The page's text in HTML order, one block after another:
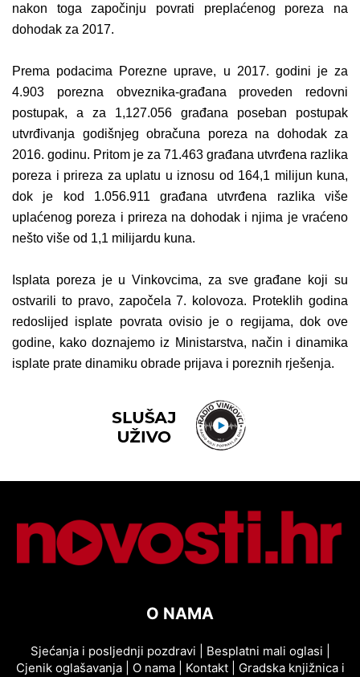
nakon toga započinju povrati preplaćenog poreza na
dohodak za 2017.
Prema podacima Porezne uprave, u 2017. godini je za
4.903 porezna obveznika-građana proveden redovni
postupak, a za 1,127.056 građana poseban postupak
utvrđivanja godišnjeg obračuna poreza na dohodak za
2016. godinu. Pritom je za 71.463 građana utvrđena razlika
poreza i prireza za uplatu u iznosu od 164,1 milijun kuna,
dok je kod 1.056.911 građana utvrđena razlika više
uplaćenog poreza i prireza na dohodak i njima je vraćeno
nešto više od 1,1 milijardu kuna.
Isplata poreza je u Vinkovcima, za sve građane koji su
ostvarili to pravo, započela 7. kolovoza. Proteklih godina
redoslijed isplate povrata ovisio je o regijama, dok ove
godine, kako doznajemo iz Ministarstva, način i dinamika
isplate prate dinamiku obrade prijava i poreznih rješenja.
O NAMA
Sjećanja i posljednji pozdravi Besplatni mali oglasi
Cjenik oglašavanja| O nama| Kontakt| Gradska knjižnica i